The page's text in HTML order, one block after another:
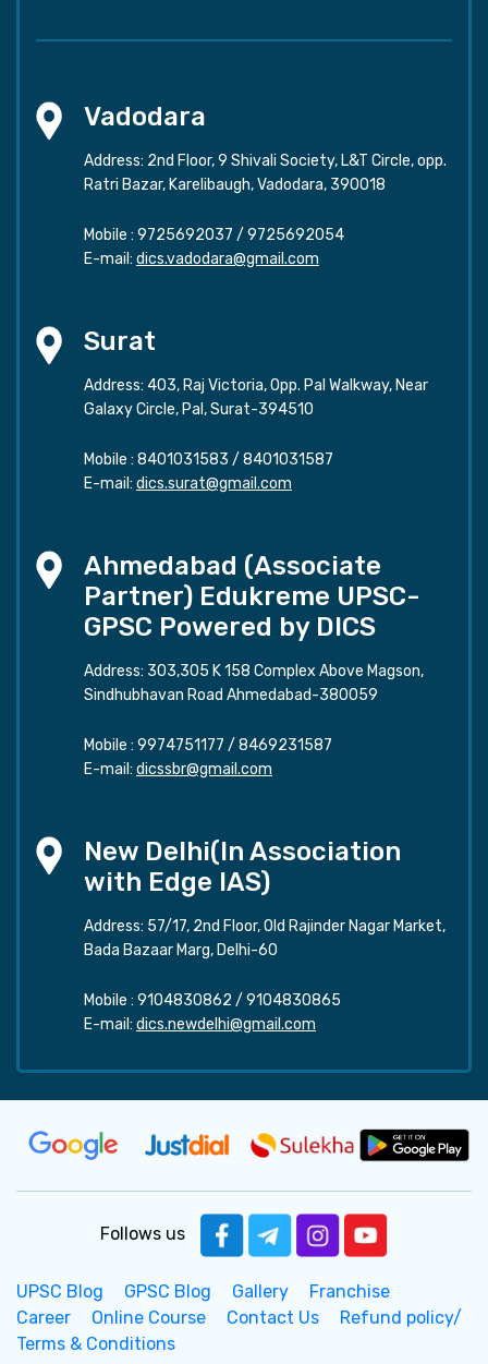
Vadodara
Address: 2nd Floor, 9 Shivali Society, L&T Circle, opp.
Ratri Bazar, Karelibaugh, Vadodara, 390018
Mobile : 9725692037 / 9725692054
E-mail: dics.vadodara@gmail.com
Surat
Address: 403, Raj Victoria, Opp. Pal Walkway, Near
Galaxy Circle, Pal, Surat-394510
Mobile : 8401031583 / 8401031587
E-mail: dics.surat@gmail.com
Ahmedabad (Associate
Partner) Edukreme UPSC-
GPSC Powered by DICS
Address: 303,305 K 158 Complex Above Magson,
Sindhubhavan Road Ahmedabad-380059
Mobile : 9974751177 / 8469231587
E-mail: dicssbr@gmail.com
New Delhi(In Association
with Edge IAS)
Address: 57/17, 2nd Floor, Old Rajinder Nagar Market,
Bada Bazaar Marg, Delhi-60
Mobile : 9104830862 / 9104830865
E-mail: dics.newdelhi@gmail.com
Follows us
UPSC Blog GPSC Blog Gallery
Franchise
Career
Online Course Contact Us
Refund policy/
Terms & Conditions